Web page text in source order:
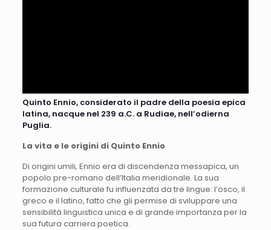
Quinto Ennio, considerato il padre della poesia epica
latina, nacque nel 239 a.C. a Rudiae, nell’odierna
Puglia.
La vita e le origini di Quinto Ennio
Di origini umili, Ennio era di discendenza messapica, un
popolo pre-romano dell’Italia meridionale. La sua
formazione culturale fu influenzata da tre lingue: l’osco, il
greco e il latino, fatto che gli permise di sviluppare una
sensibilità linguistica unica e di grande importanza per la
sua futura carriera poetica.